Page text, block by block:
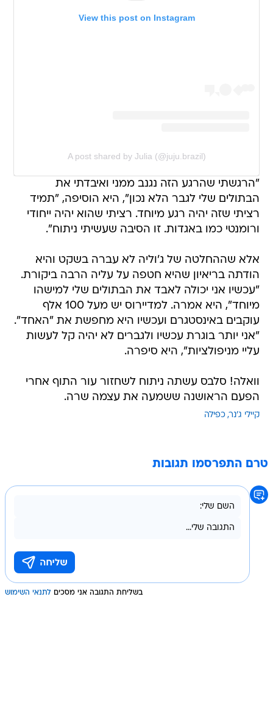
View this post on Instagram
A post shared by Julia (@juju.brazil)
"הרגשתי שהרגע הזה נגנב ממני ואיבדתי את
הבתולים שלי לגבר הלא נכון", היא הוסיפה, "תמיד
רציתי שזה יהיה רגע מיוחד. רציתי שהוא יהיה ייחודי
ורומנטי כמו באגדות. זו הסיבה שעשיתי ניתוח".
אלא שההחלטה של ג'וליה לא עברה בשקט והיא
הודתה בריאיון שהיא חטפה על עליה הרבה ביקורת.
"עכשיו אני יכולה לאבד את הבתולים שלי למישהו
מיוחד", היא אמרה. למדיירוס יש מעל 100 אלף
עוקבים באינסטגרם ועכשיו היא מחפשת את "האחד".
"אני יותר בוגרת עכשיו ולגברים לא יהיה קל לעשות
עליי מניפולציות", היא סיפרה.
וואלה! סלבס עשתה ניתוח לשחזור עור התוף אחרי
הפעם הראושנה ששמעה את עצמה שרה.
קיילי ג'נר כפילה
טרם התפרסמו תגובות
בשליחת התגובה אני מסכים לתנאי השימוש